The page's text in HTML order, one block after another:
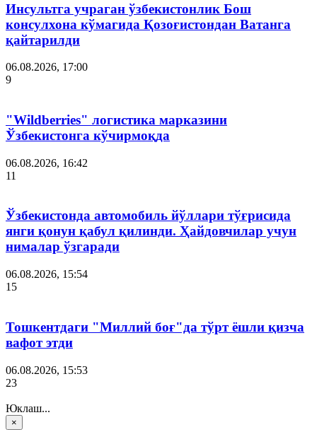
Инсультга учраган ўзбекистонлик Бош
консулхона кўмагида Қозоғистондан Ватанга
қайтарилди
06.08.2026, 17:00
9
"Wildberries" логистика марказини
Ўзбекистонга кўчирмоқда
06.08.2026, 16:42
11
Ўзбекистонда автомобиль йўллари тўғрисида
янги қонун қабул қилинди. Ҳайдовчилар учун
нималар ўзгаради
06.08.2026, 15:54
15
Тошкентдаги "Миллий боғ"да тўрт ёшли қизча
вафот этди
06.08.2026, 15:53
23
Юклаш...
×